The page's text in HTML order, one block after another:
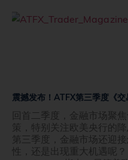
震撼发布！ATFX第三季度《交
回首二季度，金融市场聚
策，特别关注欧美央行的
第三季度，金融市场还迎
性，还是出现重大机遇呢